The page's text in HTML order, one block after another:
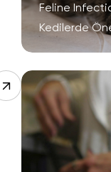
Feline
Kedilerde